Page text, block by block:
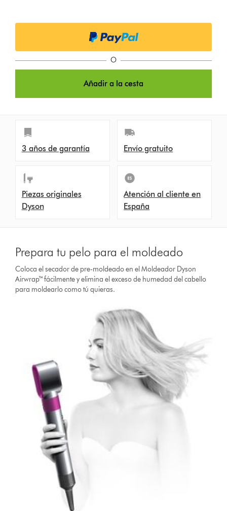
t
o
s
O
Añadir a la cesta
3 años de garantía Envío gratuito
Piezas originales
Dyson
Atención al cliente en
España
Prepara tu pelo para el moldeado
Coloca el secador de pre-moldeado en el Moldeador Dyson
Airwrap™ fácilmente y elimina el exceso de humedad del cabello
para moldearlo como tú quieras.